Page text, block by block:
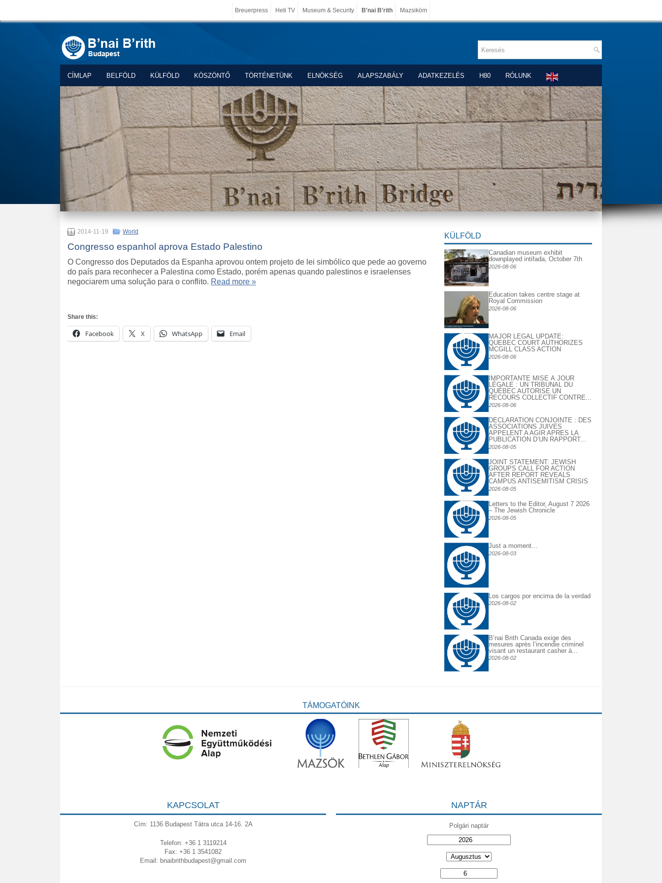
Breuerpress Heti TV Museum & Security B'nai B'rith Mazsiköm
CÍMLAP BELFÖLD KÜLFÖLD KÖSZÖNTŐ TÖRTÉNETÜNK ELNÖKSÉG ALAPSZABÁLY ADATKEZELÉS H80 RÓLUNK
2014-11-19 World
Congresso espanhol aprova Estado Palestino
O Congresso dos Deputados da Espanha aprovou ontem projeto de lei simbólico que pede ao governo
do país para reconhecer a Palestina como Estado, porém apenas quando palestinos e israelenses
negociarem uma solução para o conflito. Read more »
Share this:
Facebook X WhatsApp Email
KÜLFÖLD
Canadian museum exhibit
downplayed intifada, October 7th
2026-08-06
Education takes centre stage at
Royal Commission
2026-08-06
MAJOR LEGAL UPDATE:
QUEBEC COURT AUTHORIZES
MCGILL CLASS ACTION
2026-08-06
IMPORTANTE MISE À JOUR
LÉGALE : UN TRIBUNAL DU
QUÉBEC AUTORISE UN
RECOURS COLLECTIF CONTRE...
2026-08-06
DECLARATION CONJOINTE : DES
ASSOCIATIONS JUIVES
APPELENT A AGIR APRES LA
PUBLICATION D’UN RAPPORT...
2026-08-05
JOINT STATEMENT: JEWISH
GROUPS CALL FOR ACTION
AFTER REPORT REVEALS
CAMPUS ANTISEMITISM CRISIS
2026-08-05
Letters to the Editor, August 7 2026
– The Jewish Chronicle
2026-08-05
Just a moment…
2026-08-03
Los cargos por encima de la verdad
2026-08-02
B’nai Brith Canada exige des
mesures après l’incendie criminel
visant un restaurant casher à...
2026-08-02
TÁMOGATÓINK
KAPCSOLAT
Cím: 1136 Budapest Tátra utca 14-16. 2A
Telefon: +36 1 3119214
Fax: +36 1 3541082
Email: bnaibrithbudapest@gmail.com
NAPTÁR
Polgári naptár